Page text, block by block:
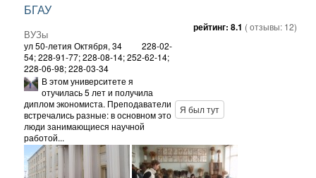
БГАУ
ВУЗы
ул 50-летия Октября, 34
228-02-
54; 228-91-77; 228-08-14; 252-62-14;
228-06-98; 228-03-34
рейтинг: 8.1 ( отзывы: 12)
В этом университете я
отучилась 5 лет и получила
диплом экономиста. Преподаватели
встречались разные: в основном это
люди занимающиеся научной
работой...
Я был тут